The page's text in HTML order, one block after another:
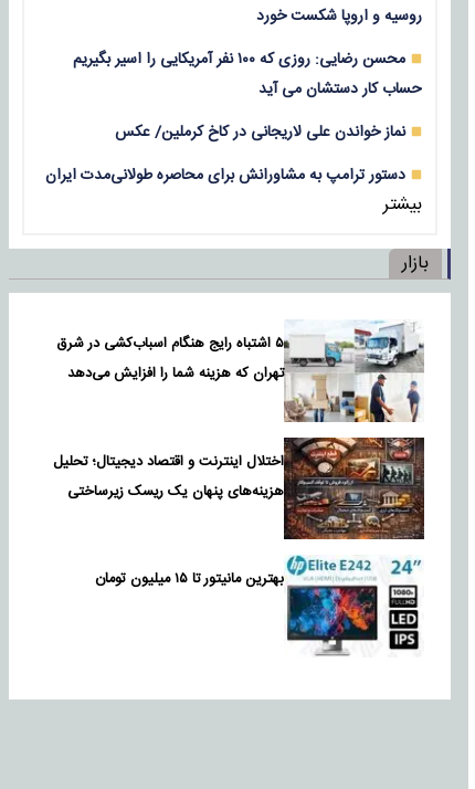
روسیه و اروپا شکست خورد
محسن رضایی: روزی که ۱۰۰ نفر آمریکایی را اسیر بگیریم
حساب کار دستشان می آید
نماز خواندن علی لاریجانی در کاخ کرملین/ عکس
دستور ترامپ به مشاورانش برای محاصره طولانی‌مدت ایران
بیشتر
بازار
۵ اشتباه رایج هنگام اسباب‌کشی در شرق
تهران که هزینه شما را افزایش می‌دهد
اختلال اینترنت و اقتصاد دیجیتال؛ تحلیل
هزینه‌های پنهان یک ریسک زیرساختی
بهترین مانیتور تا ۱۵ میلیون تومان